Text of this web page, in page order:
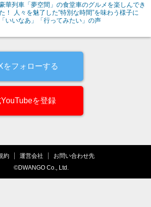
華列車「夢空間」の食堂車のグルメを楽しんでき
た！ 人々を魅了した“特別な時間”を味わう様子に
「いいなあ」「行ってみたい」の声
をフォローする
を登録
約 運営会社
お問い合わせ先
©DWANGO Co., Ltd.